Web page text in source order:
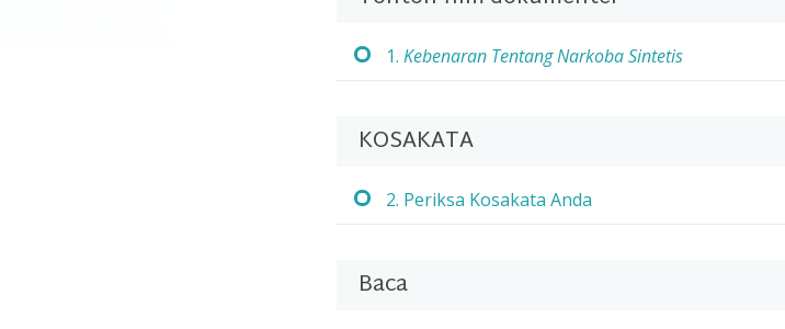
1. Kebenaran Tentang Narkoba Sintetis
KOSAKATA
2. Periksa Kosakata Anda
Baca